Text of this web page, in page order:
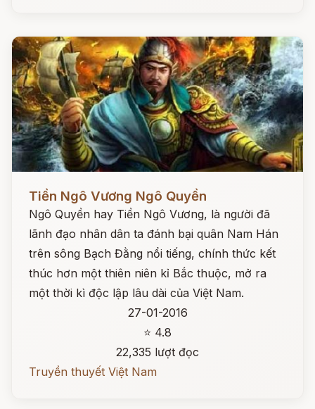
Đọc ngay
Tiền Ngô Vương Ngô Quyền
Ngô Quyền hay Tiền Ngô Vương, là người đã
lãnh đạo nhân dân ta đánh bại quân Nam Hán
trên sông Bạch Đằng nổi tiếng, chính thức kết
thúc hơn một thiên niên kỉ Bắc thuộc, mở ra
một thời kì độc lập lâu dài của Việt Nam.
27-01-2016
⭐ 4.8
22,335 lượt đọc
Truyền thuyết Việt Nam